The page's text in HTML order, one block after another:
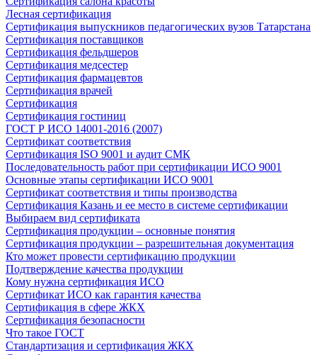
Лесная сертификация
Сертификация выпускников педагогических вузов Татарстана
Сертификация поставщиков
Сертификация фельдшеров
Сертификация медсестер
Сертификация фармацевтов
Сертификация врачей
Сертификация
Сертификация гостиниц
ГОСТ Р ИСО 14001-2016 (2007)
Сертификат соответствия
Сертификация ISO 9001 и аудит СМК
Последовательность работ при сертификации ИСО 9001
Основные этапы сертификации ИСО 9001
Сертификат соответствия и типы производства
Сертификация Казань и ее место в системе сертификации
Выбираем вид сертификата
Сертификация продукции – основные понятия
Сертификация продукции – разрешительная документация
Кто может провести сертификацию продукции
Подтверждение качества продукции
Кому нужна сертификация ИСО
Сертификат ИСО как гарантия качества
Сертификация в сфере ЖКХ
Сертификация безопасности
Что такое ГОСТ
Стандартизация и сертификация ЖКХ